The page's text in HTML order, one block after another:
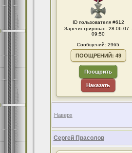
ID пользователя #612
Зарегистрирован: 28.06.07 :
09:50
Сообщений: 2965
ПООЩРЕНИЙ: 49
Поощрить
Наказать
Наверх
Сергей Прасолов